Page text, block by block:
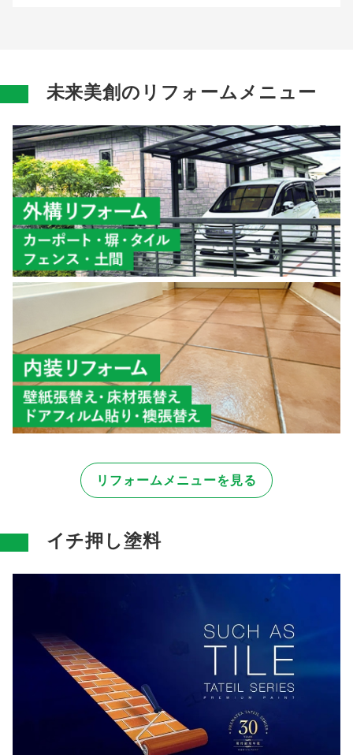
未来美創のリフォームメニュー
リフォームメニューを見る
イチ押し塗料